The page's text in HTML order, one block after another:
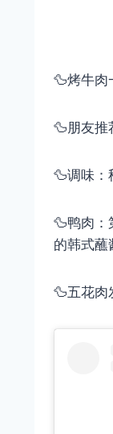
🦆烤牛肉
🦆朋友推
🦆调味：
🦆鸭肉：
的韩式蘸
🦆五花肉